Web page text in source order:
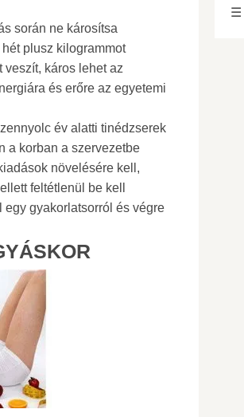
során ne károsítsa
plusz kilogrammot
veszít, káros lehet az
és erőre az egyetemi
év alatti tinédzserek
a korban a szervezetbe
növelésére kell,
feltétlenül be kell
gyakorlatsorról és végre
☰